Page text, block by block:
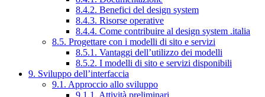
8.4.2. Benefici del design system
8.4.3. Risorse operative
8.4.4. Come contribuire al design system .italia
8.5. Progettare con i modelli di sito e servizi
8.5.1. Vantaggi dell’utilizzo dei modelli
8.5.2. I modelli di sito e servizi disponibili
9. Sviluppo dell’interfaccia
9.1. Approccio allo sviluppo
9.1.1. Attività preliminari